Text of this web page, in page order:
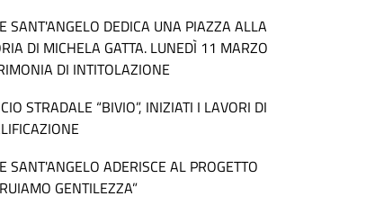
SANT'ANGELO DEDICA UNA PIAZZA ALLA
DI MICHELA GATTA. LUNEDÌ 11 MARZO
DI INTITOLAZIONE
STRADALE “BIVIO”, INIZIATI I LAVORI DI
SANT'ANGELO ADERISCE AL PROGETTO
GENTILEZZA”